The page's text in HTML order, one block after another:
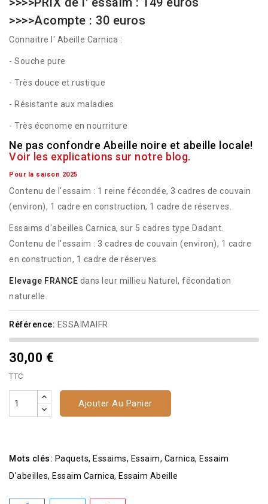
>>>>Acompte : 30 euros
Connaitre l' Abeille Carnica :
- Souche pure
- Très douce et rustique
- Résistante aux maladies
- Très économe en nourriture
Ne pas confondre Abeille noire et abeille locale!
Voir les explications sur notre blog.
Pour la saison 2025
Contenu de l'essaim : 1 reine fécondée, 3 cadres de couvain
(environ), 1 cadre en construction, 1 cadre de réserves.
Essaims d'abeilles Carnica, sur 5 cadres type Dadant.
Contenu de l'essaim : 3 cadres de couvain (environ), 1 cadre
en construction, 1 cadre de réserves.
Elevage FRANCE dans leur millieu Naturel, fécondation
naturelle.
Référence: ESSAIMAIFR
30,00 €
TTC
Ajouter Au Panier
Mots clés: Paquets Essaims Essaim Carnica
Essaim
D'abeilles
Essaim Carnica Essaim Abeille